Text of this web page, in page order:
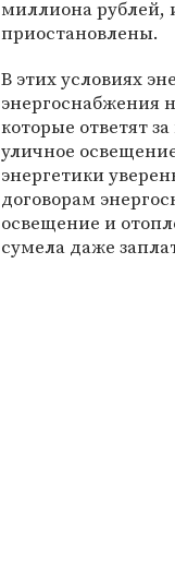
миллиона рублей,
приостановлены.
В этих условиях
энергоснабжения
которые ответят
уличное
энергетики
договорам
освещение и
сумела даже